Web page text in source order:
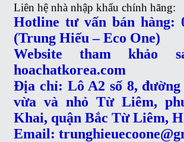
Liên hệ nhà nhập khẩu chính hãng:
Hotline tư vấn bán hàng:
(Trung Hiếu – Eco One)
Website tham khảo
hoachatkorea.com
Địa chỉ: Lô A2 số 8,
vừa và nhỏ Từ Liêm,
Khai, quận Bắc Từ Liêm,
Email: